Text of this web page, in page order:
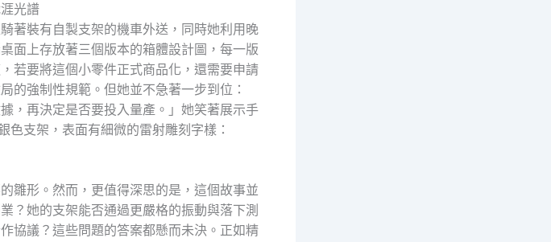
光譜
著裝有自製支架的機車外送，同時她利用晚
面上存放著三個版本的箱體設計圖，每一版
若要將這個小零件正式商品化，還需要申請
的強制性規範。但她並不急著一步到位：
，再決定是否要投入量產。」她笑著展示手
支架，表面有細微的雷射雕刻字樣：
雛形。然而，更值得深思的是，這個故事並
？她的支架能否通過更嚴格的振動與落下測
協議？這些問題的答案都懸而未決。正如精